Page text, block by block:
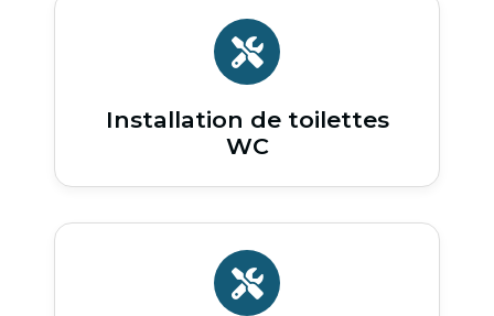
Installation de toilettes
WC